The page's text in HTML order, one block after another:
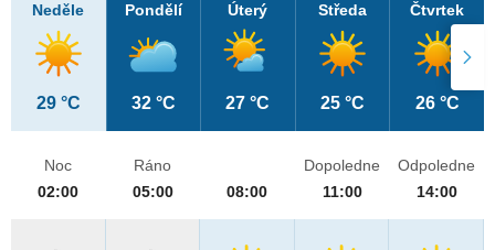
Neděle
29 °C
Pondělí
32 °C
Úterý
27 °C
Středa
25 °C
Čtvrtek
26 °C
Noc
02:00
Ráno
05:00
08:00
Dopoledne
11:00
Odpoledne
14:00